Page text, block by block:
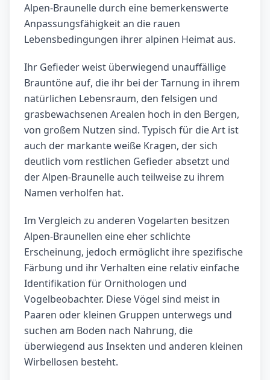
Alpen-Braunelle durch eine bemerkenswerte
Anpassungsfähigkeit an die rauen
Lebensbedingungen ihrer alpinen Heimat aus.
Ihr Gefieder weist überwiegend unauffällige
Brauntöne auf, die ihr bei der Tarnung in ihrem
natürlichen Lebensraum, den felsigen und
grasbewachsenen Arealen hoch in den Bergen,
von großem Nutzen sind. Typisch für die Art ist
auch der markante weiße Kragen, der sich
deutlich vom restlichen Gefieder absetzt und
der Alpen-Braunelle auch teilweise zu ihrem
Namen verholfen hat.
Im Vergleich zu anderen Vogelarten besitzen
Alpen-Braunellen eine eher schlichte
Erscheinung, jedoch ermöglicht ihre spezifische
Färbung und ihr Verhalten eine relativ einfache
Identifikation für Ornithologen und
Vogelbeobachter. Diese Vögel sind meist in
Paaren oder kleinen Gruppen unterwegs und
suchen am Boden nach Nahrung, die
überwiegend aus Insekten und anderen kleinen
Wirbellosen besteht.